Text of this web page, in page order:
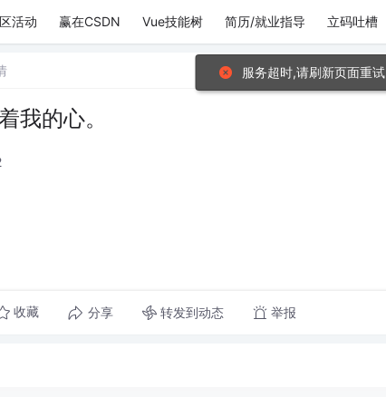
活动 赢在CSDN Vue技能树 简历/就业指导 立码吐槽
我的心。
收藏 分享 转发到动态 举报
服务超时,请刷新页面重试